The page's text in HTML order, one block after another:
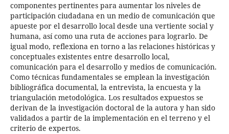
componentes pertinentes para aumentar los niveles de
participación ciudadana en un medio de comunicación que
apueste por el desarrollo local desde una vertiente social y
humana, así como una ruta de acciones para lograrlo. De
igual modo, reflexiona en torno a las relaciones históricas y
conceptuales existentes entre desarrollo local,
comunicación para el desarrollo y medios de comunicación.
Como técnicas fundamentales se emplean la investigación
bibliográfica documental, la entrevista, la encuesta y la
triangulación metodológica. Los resultados expuestos se
derivan de la investigación doctoral de la autora y han sido
validados a partir de la implementación en el terreno y el
criterio de expertos.